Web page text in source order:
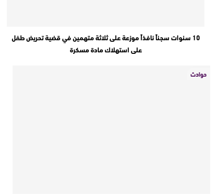
10 سنوات سجناً نافذاً موزعة على ثلاثة متهمين في قضية تحريض طفل
على استهلاك مادة مسكرة
حوادث